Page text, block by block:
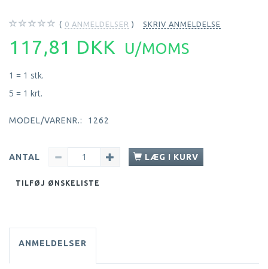
0 ANMELDELSER SKRIV ANMELDELSE
117,81 DKK U/MOMS
1 = 1 stk.
5 = 1 krt.
MODEL/VARENR.: 1262
ANTAL LÆG I KURV
TILFØJ ØNSKELISTE
ANMELDELSER